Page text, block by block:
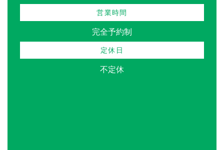
営業時間
完全予約制
定休日
不定休